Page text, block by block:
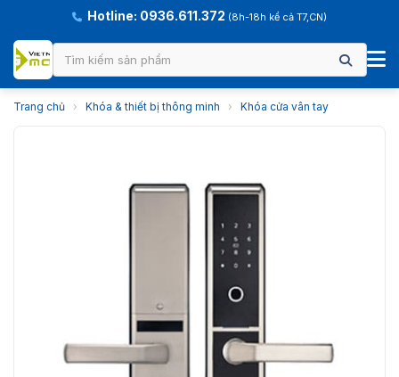
Hotline: 0936.611.372 (8h-18h kể cả T7,CN)
Trang chủ › Khóa & thiết bị thông minh › Khóa cửa vân tay